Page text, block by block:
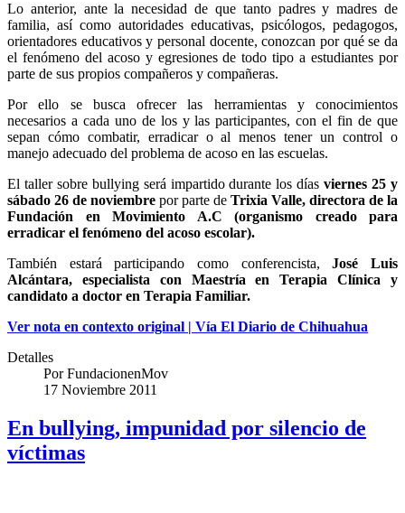
Lo anterior, ante la necesidad de que tanto padres y madres de
familia, así como autoridades educativas, psicólogos, pedagogos,
orientadores educativos y personal docente, conozcan por qué se da
el fenómeno del acoso y egresiones de todo tipo a estudiantes por
parte de sus propios compañeros y compañeras.
Por ello se busca ofrecer las herramientas y conocimientos
necesarios a cada uno de los y las participantes, con el fin de que
sepan cómo combatir, erradicar o al menos tener un control o
manejo adecuado del problema de acoso en las escuelas.
El taller sobre bullying será impartido durante los díasviernes 25 y
sábado 26 de noviembre por parte de Trixia Valle, directora de la
Fundación en Movimiento A.C (organismo creado para
erradicar el fenómeno del acoso escolar).
También estará participando como conferencista,José Luis
Alcántara, especialista con Maestría en Terapia Clínica y
candidato a doctor en Terapia Familiar.
Ver nota en contexto original | Vía El Diario de Chihuahua
Detalles
PorFundacionenMov
17 Noviembre 2011
En bullying, impunidad por silencio de
víctimas